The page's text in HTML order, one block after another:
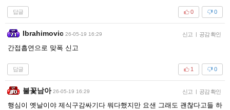
답글 0
0
Ibrahimovic 26-05-19 16:29 신고 | 공감 확인
간접흡연으로 맞폭 신고
답글 0
1
불꽃남아 26-05-19 16:29 신고 | 공감 확인
행심이 옛날이야 제식구감싸기다 뭐다했지만 요샌 그래도 괜찮다고들 하